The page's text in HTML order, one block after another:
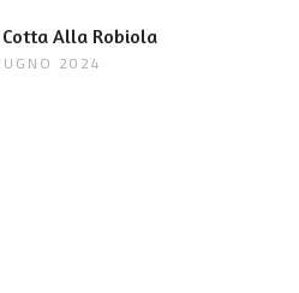
Cotta Alla Robiola
2024